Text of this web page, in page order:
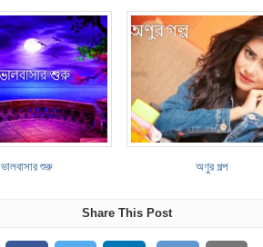
ভালবাসার শুরু অণুর গল্প
Share This Post